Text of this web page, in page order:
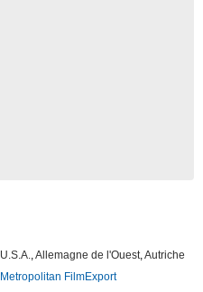
U.S.A.,Allemagne de l'Ouest,Autriche
Metropolitan FilmExport